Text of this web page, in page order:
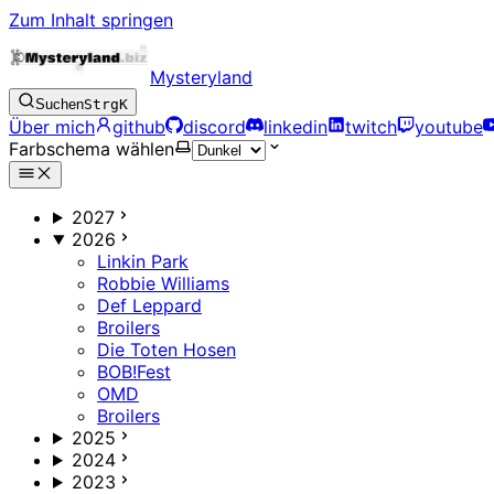
Zum Inhalt springen
Mysteryland
SuchenStrgK
Über mich github discord linkedin twitch youtube
Farbschema wählen
2027
2026
Linkin Park
Robbie Williams
Def Leppard
Broilers
Die Toten Hosen
BOB!Fest
OMD
Broilers
2025
2024
2023